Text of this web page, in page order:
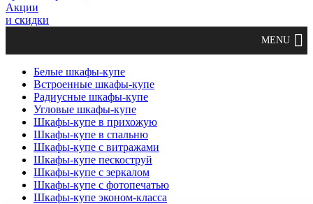
Акции
и скидки
Белые шкафы-купе
Встроенные шкафы-купе
Радиусные шкафы-купе
Угловые шкафы-купе
Шкафы-купе в прихожую
Шкафы-купе в спальню
Шкафы-купе с витражами
Шкафы-купе пескоструй
Шкафы-купе с зеркалом
Шкафы-купе с фотопечатью
Шкафы-купе эконом-класса